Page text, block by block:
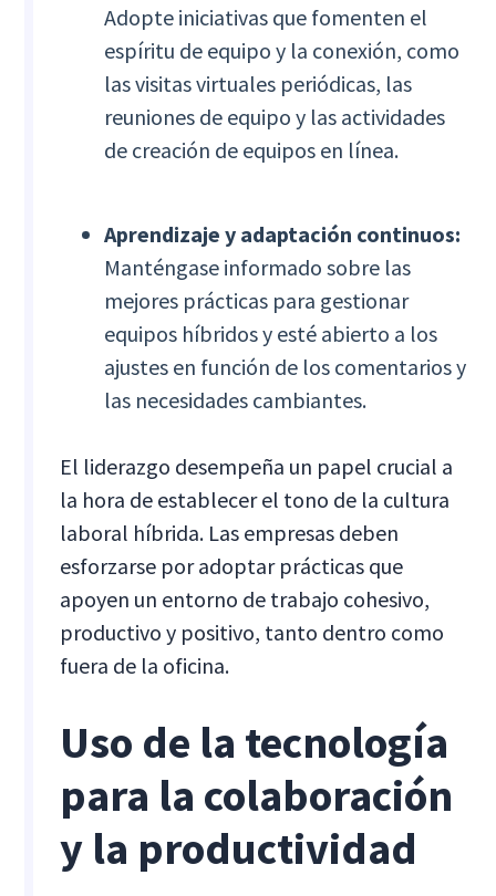
Adopte iniciativas que fomenten el
espíritu de equipo y la conexión, como
las visitas virtuales periódicas, las
reuniones de equipo y las actividades
de creación de equipos en línea.
Aprendizaje y adaptación continuos:
Manténgase informado sobre las
mejores prácticas para gestionar
equipos híbridos y esté abierto a los
ajustes en función de los comentarios y
las necesidades cambiantes.
El liderazgo desempeña un papel crucial a
la hora de establecer el tono de la cultura
laboral híbrida. Las empresas deben
esforzarse por adoptar prácticas que
apoyen un entorno de trabajo cohesivo,
productivo y positivo, tanto dentro como
fuera de la oficina.
Uso de la tecnología
para la colaboración
y la productividad